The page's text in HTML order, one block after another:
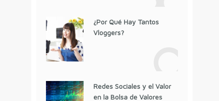
¿Por Qué Hay Tantos
Vloggers?
Redes Sociales y el Valor
en la Bolsa de Valores